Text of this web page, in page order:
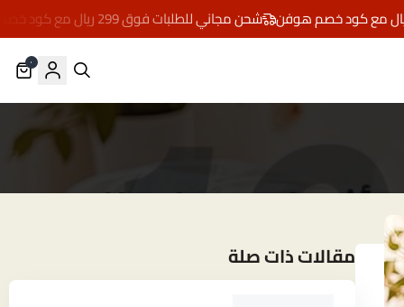
شحن مجاني للطلبات فوق 299 ريال مع كود خصم هوفن
٠
مقالات ذات صلة